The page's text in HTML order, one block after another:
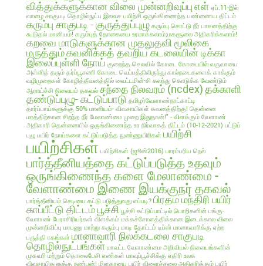
வித்துக்களுக்கான விலை முன்னறிவுப்புஎள் ஏப்.11-இல்
வாழை சாகுபடி தொழில்நுட்ப இலவச பயிற்சி ஒருங்கிணைந்த பண்ணைய திட்டம்
கரும்பு சாகுபடி - குருத்துப்புழு கரும்பு சொட்டு நீர் பாசனத்திற்கு
கூடுதல் மானியம்! கரும்புத் தோகையை உரமாக்கலாம்;மகசூலை அதிகரிக்கலாம்!
கறவை மாடுகளுக்கான முதலுதவி மூலிகை
மருத்தும்கவனிக்கத் தவறிய கடலையின் டிக்கா
இலைப்புள்ளி நோய் குறைந்த செலவில் கோடை கோடையில் வருவாயை
அள்ளித் தரும் தர்ப்பூசணி கோடை வெப்பத்திலிருந்து கால்நடைகளைக் காக்கும்
வழிமுறைகள் கோழித்தீவனத்தில் வைட்டமின்-சி கலந்து கொடுக்க வேண்டும்
ஆராய்ச்சி நிலையம் தகவல் சந்தை நிலவரம் (ncdex)தக்காளி
தண்டுப்புழு- கட்டுப்பாடு தமிழர்வேளாண்நாட்காட்டி
தார்ப்பாய்களுக்கு 50% மானியம்- விவசாயிகள் கவனத்திற்கு! தென்னை
மரத்திற்கான சிறந்த நீர் மேலாண்மை முறை இதுதான்!" - விளக்கும் வேளாண்
அதிகாரி தென்னையில் ஒருங்கிணைந்த உர நிர்வாகத் திட்டம் (10-12-2021) பட்டுப்
புழு பயிர் நோய்களை கட்டுப்படுத்த நுண்ணுயிரிகள் பயிற்சி
பயிற்சிகள் பயிற்சிகள் (ஜூன்2016) பாரம்பரிய நெல்
பார்த்தீனியத்தை கட்டுப்படுத்த உதவும்
ஒருங்கிணைந்த களை மேலாண்மை -
வேளாண்மை இணை இயக்குநர் தகவல்
பார்த்தீனியம் செடியை கட்டு படுத்துவது எப்படி? பிரதம மந்திரி பயிர்
காப்பீட்டு திட்டம்பூச்சி பூச்சி கட்டுப்பாட்டில் பொறிகளின் பங்கு-
வேளாண் பேராசிரியர்கள் விளக்கம் மக்கச்சோளத்திக்கான இடைக்கால விலை
முன்னறிவிப்பு மரபணு மாற்று கரும்பு மாடி தோட்டம் டிப்ஸ் மானாவாரிக்கு ஏற்ற
பருத்தி ரகங்கள் மானாவாரி நிலக்கடலை சாகுபடி
தொழில்நுட்பங்கள் மாவட்ட வேளாண்மை அறிவியல் நிலையங்களின்
முகவரி மற்றும் தொலைபேசி எண்கள் மாவுப்பூச்சிக்கு எதிரி உலக
விவசாயிகளுக்கு நண்பன்! மிளகாயை பயிர் விளைச்சலை அதிகரிக்கும் பயிர்